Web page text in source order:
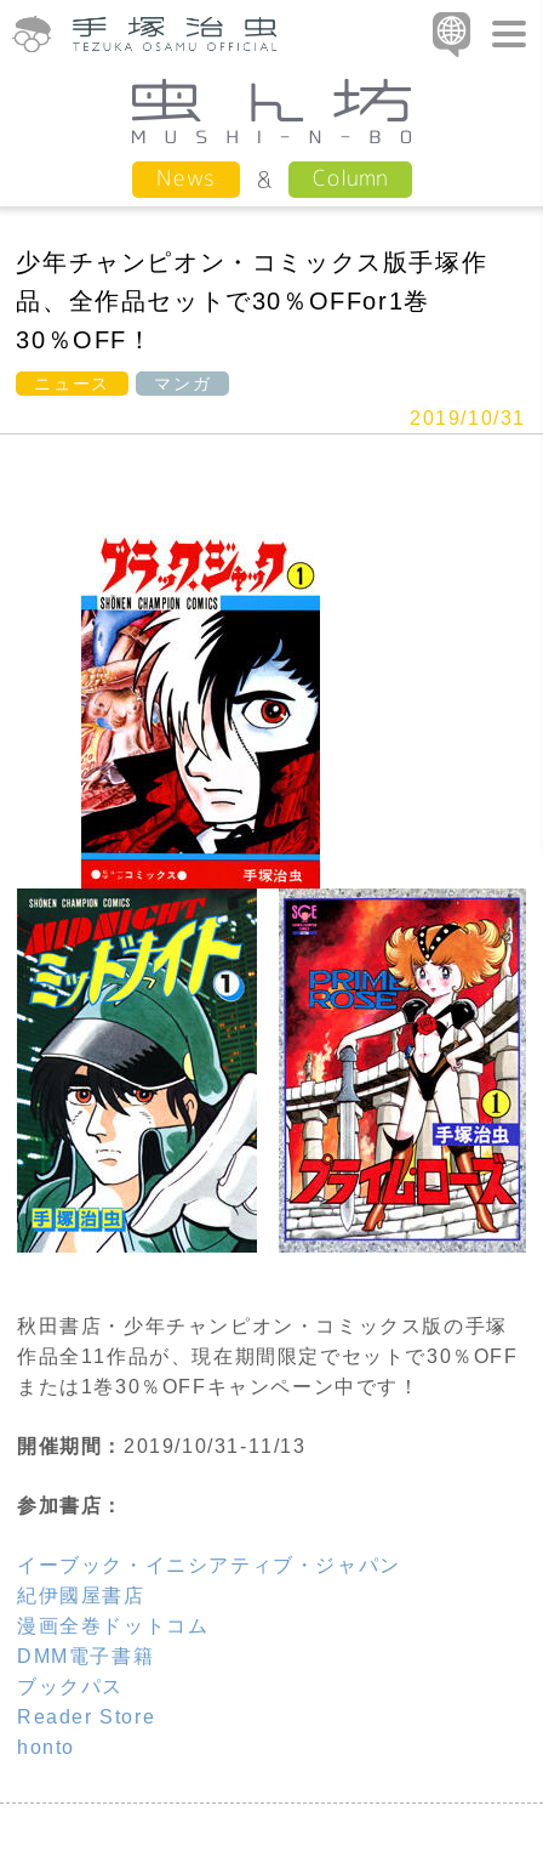
News Column
少年チャンピオン・コミックス版手塚作
品、全作品セットで30％OFFor1巻
30％OFF！
ニュース マンガ
2019/10/31
秋田書店・少年チャンピオン・コミックス版の手塚
作品全11作品が、現在期間限定でセットで30％OFF
または1巻30％OFFキャンペーン中です！
開催期間： 2019/10/31-11/13
参加書店：
イーブック・イニシアティブ・ジャパン
紀伊國屋書店
漫画全巻ドットコム
DMM電子書籍
ブックパス
Reader Store
honto